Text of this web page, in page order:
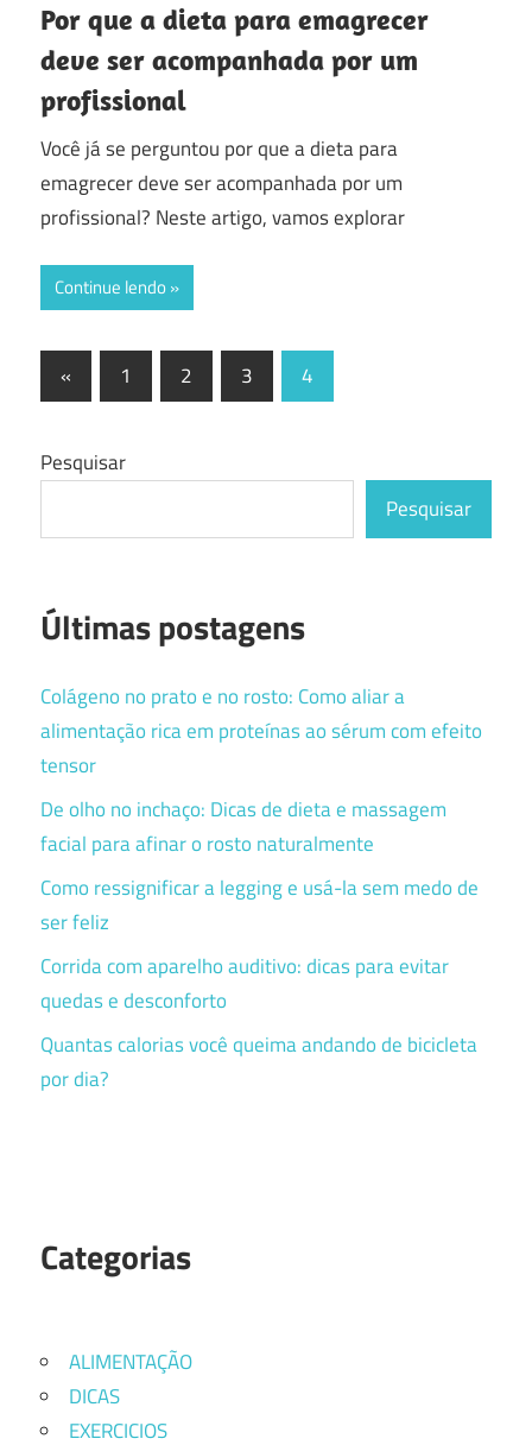
Por que a dieta para emagrecer
deve ser acompanhada por um
profissional
Você já se perguntou por que a dieta para
emagrecer deve ser acompanhada por um
profissional? Neste artigo, vamos explorar
Continue lendo
Navegação
por
posts
« Previous
Posts
1 2 3 4
Pesquisar
Pesquisar
Últimas postagens
Colágeno no prato e no rosto: Como aliar a
alimentação rica em proteínas ao sérum com efeito
tensor
De olho no inchaço: Dicas de dieta e massagem
facial para afinar o rosto naturalmente
Como ressignificar a legging e usá-la sem medo de
ser feliz
Corrida com aparelho auditivo: dicas para evitar
quedas e desconforto
Quantas calorias você queima andando de bicicleta
por dia?
Categorias
ALIMENTAÇÃO
DICAS
EXERCICIOS